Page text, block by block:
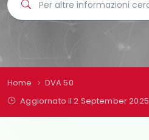
Home
DVA 50
Aggiornato il 2 September 2025